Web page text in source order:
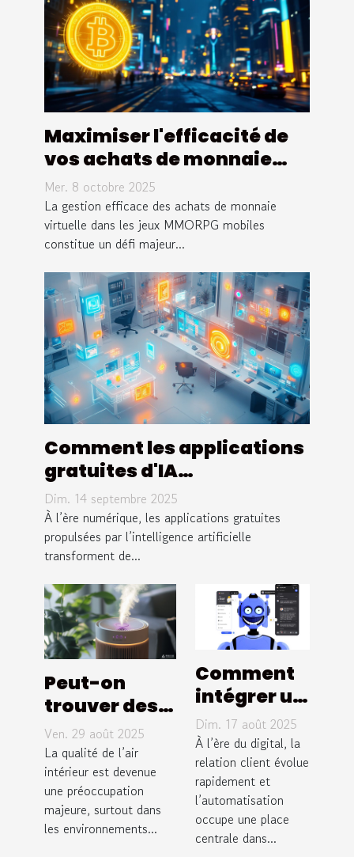
Maximiser l'efficacité de
vos achats de monnaie
virtuelle pour jeux
MMORPG mobiles
Mer. 8 octobre 2025
La gestion efficace des achats de monnaie
virtuelle dans les jeux MMORPG mobiles
constitue un défi majeur...
Comment les applications
gratuites d'IA
transforment-elles notre
quotidien ?
Dim. 14 septembre 2025
À l’ère numérique, les applications gratuites
propulsées par l’intelligence artificielle
transforment de...
Peut-on
trouver des
alternatives
durables aux
purificateurs
d'air
traditionnels
Ven. 29 août 2025
La qualité de l’air
intérieur est devenue
une préoccupation
majeure, surtout dans
les environnements...
Comment
intégrer un
chatbot à
votre
stratégie
de service
client ?
Dim. 17 août 2025
À l’ère du digital, la
relation client évolue
rapidement et
l’automatisation
occupe une place
centrale dans...